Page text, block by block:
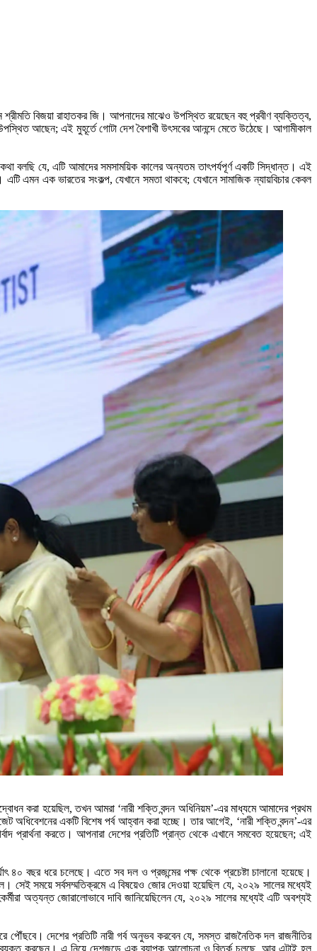
শ্রীমতি বিজয়া রাহাতকর জি। আপনাদের মাঝেও উপস্থিত রয়েছেন বহু প্রবীণ ব্যক্তিত্ব,
আছেন; এই মুহূর্তে গোটা দেশ বৈশাখী উৎসবের আনন্দে মেতে উঠেছে। আগামীকাল
বলছি যে, এটি আমাদের সমসাময়িক কালের অন্যতম তাৎপর্যপূর্ণ একটি সিদ্ধান্ত। এই
এমন এক ভারতের সংকল্প, যেখানে সমতা থাকবে; যেখানে সামাজিক ন্যায়বিচার কেবল
করা হয়েছিল, তখন আমরা ‘নারী শক্তি বন্দন অধিনিয়ম’-এর মাধ্যমে আমাদের প্রথম
অধিবেশনের একটি বিশেষ পর্ব আহ্বান করা হচ্ছে। তার আগেই, ‘নারী শক্তি বন্দন’-এর
প্রার্থনা করতে। আপনারা দেশের প্রতিটি প্রান্ত থেকে এখানে সমবেত হয়েছেন; এই
বছর ধরে চলেছে। এতে সব দল ও প্রজন্মের পক্ষ থেকে প্রচেষ্টা চালানো হয়েছে।
সেই সময়ে সর্বসম্মতিক্রমে এ বিষয়েও জোর দেওয়া হয়েছিল যে, ২০২৯ সালের মধ্যেই
অত্যন্ত জোরালোভাবে দাবি জানিয়েছিলেন যে, ২০২৯ সালের মধ্যেই এটি অবশ্যই
পৌঁছবে। দেশের প্রতিটি নারী গর্ব অনুভব করবেন যে, সমস্ত রাজনৈতিক দল রাজনীতির
ব্যক্ত করছেন। এ নিয়ে দেশজুড়ে এক ব্যাপক আলোচনা ও বিতর্ক চলছে, আর এটাই হল